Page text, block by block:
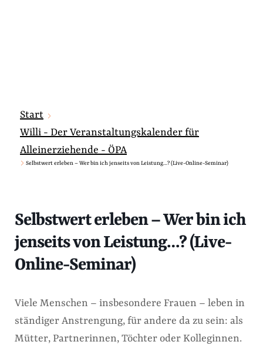
Start
Willi - Der Veranstaltungskalender für
Alleinerziehende - ÖPA
Selbstwert erleben – Wer bin ich jenseits von Leistung…? (Live-Online-Seminar)
Selbstwert erleben – Wer bin ich
jenseits von Leistung…? (Live-
Online-Seminar)
Viele Menschen – insbesondere Frauen – leben in
ständiger Anstrengung, für andere da zu sein: als
Mütter, Partnerinnen, Töchter oder Kolleginnen.